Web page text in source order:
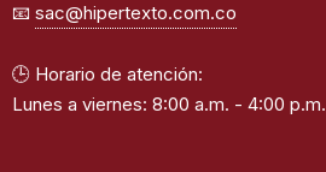
📧 sac@hipertexto.com.co
🕒 Horario de atención:
Lunes a viernes: 8:00 a.m. - 4:00 p.m.